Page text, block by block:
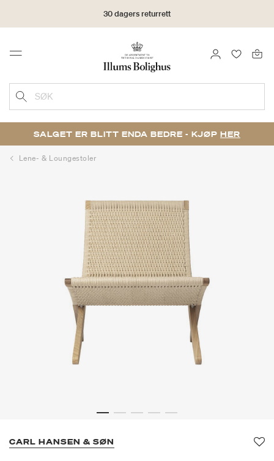
30 dagers returrett
Menu LOGG INN
SØK
SALGET ER BLITT ENDA BEDRE - KJØP HER
Lene- & Loungestoler
CARL HANSEN & SØN